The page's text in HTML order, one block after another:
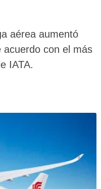
aérea aumentó
con el más
IATA.